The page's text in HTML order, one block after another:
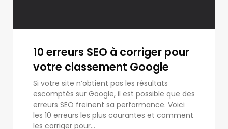
10 erreurs SEO à corriger pour
votre classement Google
Si votre site n’obtient pas les résultats
escomptés sur Google, il est possible que des
erreurs SEO freinent sa performance. Voici
les 10 erreurs les plus courantes et comment
les corriger pour...